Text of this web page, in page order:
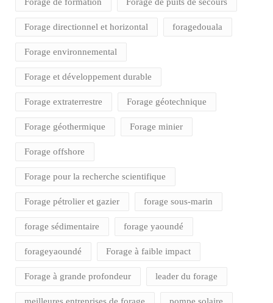
Forage de formation Forage de puits de secours
Forage directionnel et horizontal foragedouala
Forage environnemental
Forage et développement durable
Forage extraterrestre Forage géotechnique
Forage géothermique Forage minier
Forage offshore
Forage pour la recherche scientifique
Forage pétrolier et gazier forage sous-marin
forage sédimentaire forage yaoundé
forageyaoundé Forage à faible impact
Forage à grande profondeur leader du forage